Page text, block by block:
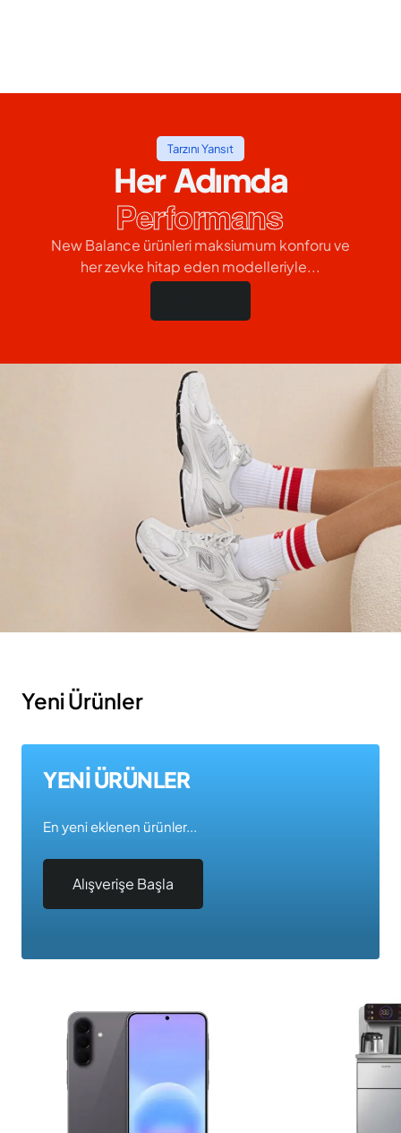
Tarzını Yansıt
Her Adımda
Performans
New Balance ürünleri maksiumum konforu ve
her zevke hitap eden modelleriyle...
Yeni Ürünler
YENİ ÜRÜNLER
En yeni eklenen ürünler...
Alışverişe Başla